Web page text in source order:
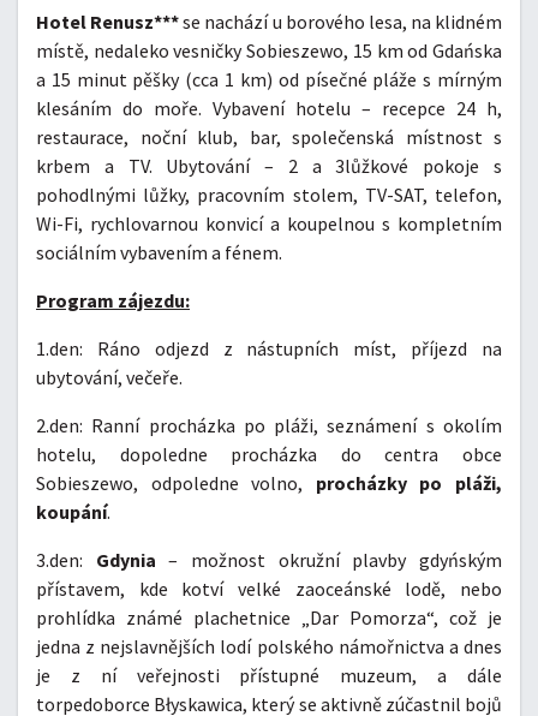
Hotel Renusz***se nachází u borového lesa, na klidném
místě, nedaleko vesničky Sobieszewo, 15 km od Gdańska
a 15 minut pěšky (cca 1 km) od písečné pláže s mírným
klesáním do moře. Vybavení hotelu – recepce 24 h,
restaurace, noční klub, bar, společenská místnost s
krbem a TV. Ubytování – 2 a 3lůžkové pokoje s
pohodlnými lůžky, pracovním stolem, TV-SAT, telefon,
Wi-Fi, rychlovarnou konvicí a koupelnou s kompletním
sociálním vybavením a fénem.
Program zájezdu:
1.den: Ráno odjezd z nástupních míst, příjezd na
ubytování, večeře.
2.den: Ranní procházka po pláži, seznámení s okolím
hotelu, dopoledne procházka do centra obce
Sobieszewo, odpoledne volno, procházky po pláži,
koupání.
3.den: Gdynia – možnost okružní plavby gdyńským
přístavem, kde kotví velké zaoceánské lodě, nebo
prohlídka známé plachetnice „Dar Pomorza“, což je
jedna z nejslavnějších lodí polského námořnictva a dnes
je z ní veřejnosti přístupné muzeum, a dále
torpedoborce Błyskawica, který se aktivně zúčastnil bojů